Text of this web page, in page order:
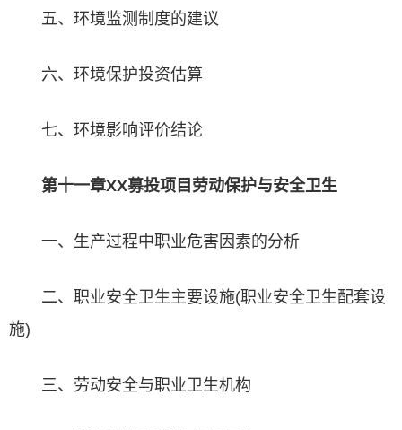
五、环境监测制度的建议
六、环境保护投资估算
七、环境影响评价结论
第十一章XX募投项目劳动保护与安全卫生
一、生产过程中职业危害因素的分析
二、职业安全卫生主要设施(职业安全卫生配套设
施)
三、劳动安全与职业卫生机构